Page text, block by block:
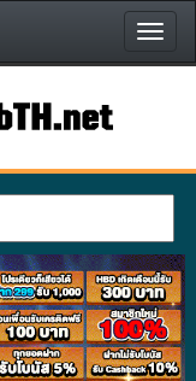
หน้า
แรก